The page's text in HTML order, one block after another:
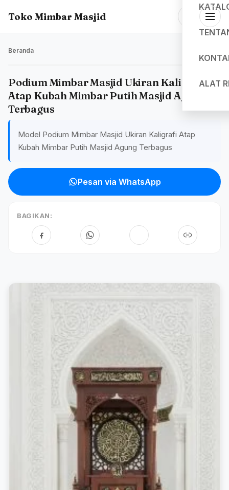
Toko Mimbar Masjid
ALAT
Beranda
Podium Mimbar Masjid Ukiran Kaligrafi
Atap Kubah Mimbar Putih Masjid Agung
Terbagus
Model Podium Mimbar Masjid Ukiran Kaligrafi Atap
Kubah Mimbar Putih Masjid Agung Terbagus
Pesan via WhatsApp
BAGIKAN: